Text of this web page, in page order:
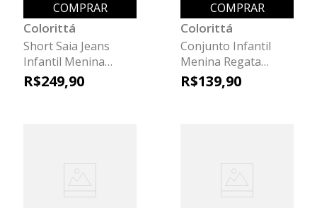
COMPRAR
Colorittá
Short Saia Jeans
Infantil Menina
Colorittá Azul
R$249,90
COMPRAR
Colorittá
Conjunto Infantil
Menina Regata
Timeless Colorittá
R$139,90